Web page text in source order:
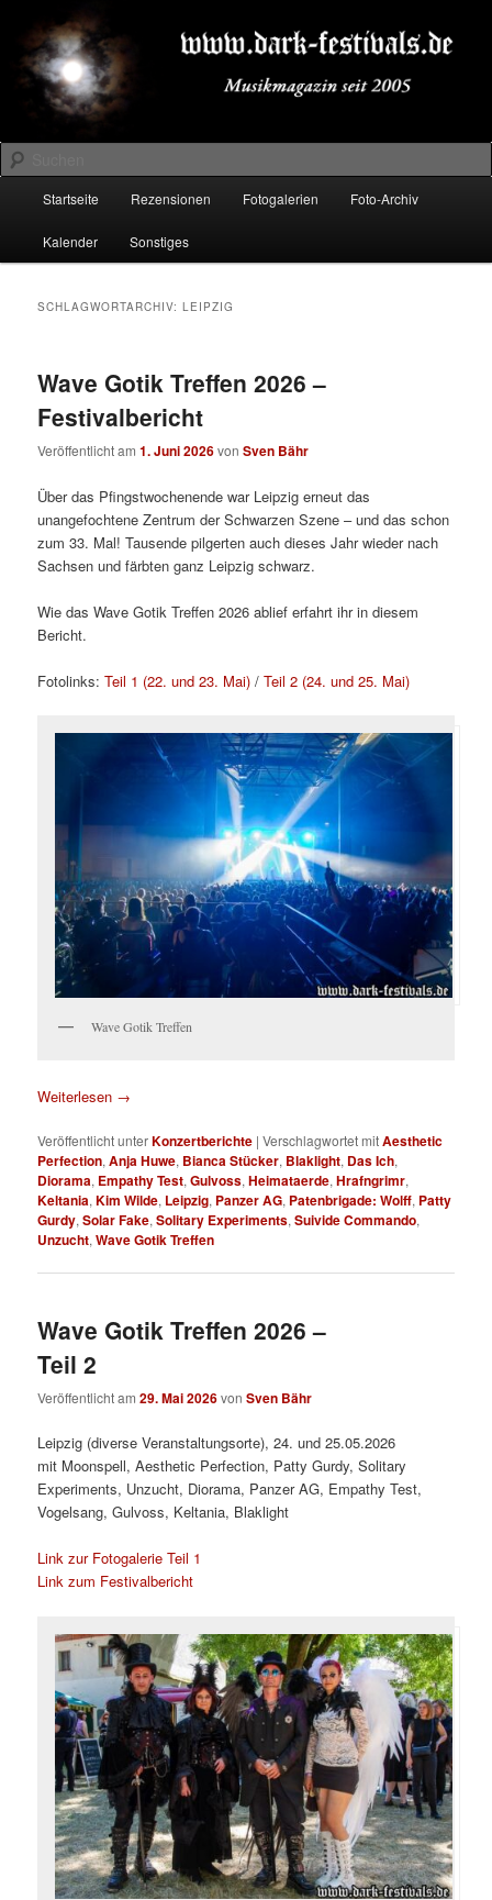
primären
Inhalt
springen
sekundären
Inhalt
springenDARK-FESTIVALS.DE
Suchen
Startseite Rezensionen Fotogalerien Foto-Archiv
Kalender Sonstiges
SCHLAGWORTARCHIV:LEIPZIG
Wave Gotik Treffen 2026 –
Festivalbericht
Veröffentlicht am1. Juni 2026vonSven Bähr
Über das Pfingstwochenende war Leipzig erneut das
unangefochtene Zentrum der Schwarzen Szene – und das schon
zum 33. Mal! Tausende pilgerten auch dieses Jahr wieder nach
Sachsen und färbten ganz Leipzig schwarz.
Wie das Wave Gotik Treffen 2026 ablief erfahrt ihr in diesem
Bericht.
Fotolinks:Teil 1 (22. und 23. Mai) /Teil 2 (24. und 25. Mai)
Wave Gotik Treffen
Weiterlesen →
Veröffentlicht unterKonzertberichte |Verschlagwortet mitAesthetic
Perfection,Anja Huwe, Bianca Stücker, Blaklight, Das Ich,
Diorama, Empathy Test,Gulvoss,Heimataerde,Hrafngrimr,
Keltania,Kim Wilde, Leipzig, Panzer AG, Patenbrigade: Wolff, Patty
Gurdy,Solar Fake,Solitary Experiments,Suivide Commando,
Unzucht,Wave Gotik Treffen
Wave Gotik Treffen 2026 –
Teil 2
Veröffentlicht am29. Mai 2026vonSven Bähr
Leipzig (diverse Veranstaltungsorte), 24. und 25.05.2026
mit Moonspell, Aesthetic Perfection, Patty Gurdy, Solitary
Experiments, Unzucht, Diorama, Panzer AG, Empathy Test,
Vogelsang, Gulvoss, Keltania, Blaklight
Link zur Fotogalerie Teil 1
Link zum Festivalbericht